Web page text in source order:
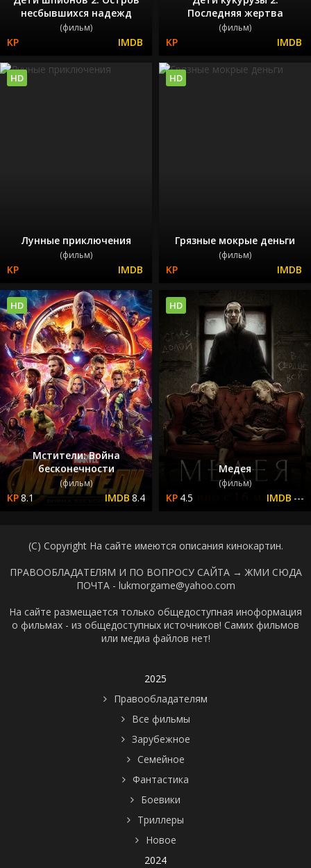
несбывшихся надежд
(фильм)
Последняя жертва
(фильм)
Лунные приключения
(фильм)
HD
Грязные мокрые деньги
(фильм)
HD
Мстители: Война
бесконечности
(фильм)
8.1 8.4
HD
Медея
(фильм)
4.5 ---
HD
(C) Copyright На сайте имеются описания кинокартин.
ПРАВООБЛАДАТЕЛЯМ И ПО ВОПРОСУ САЙТА → ЖМИ СЮДА
ПОЧТА - lukmorgame@yahoo.com
На сайте размещается только общедоступная иноформация
о фильмах - из общедоступных источников! Самих фильмов
или медиа файлов нет!
2025
Правообладателям
Все фильмы
Зарубежное
Семейное
Фантастика
Боевики
Триллеры
Новое
2024